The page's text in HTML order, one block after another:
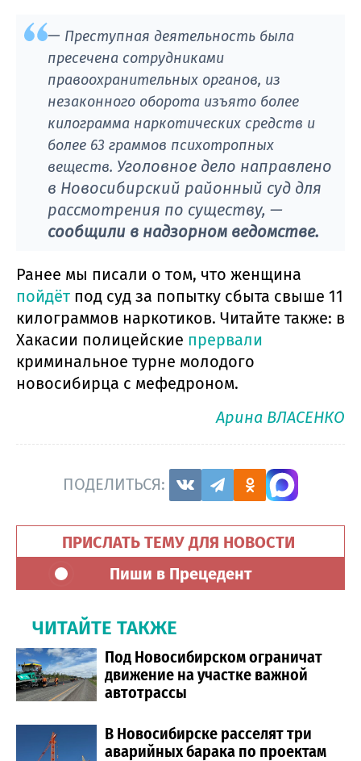
— Преступная деятельность была
пресечена сотрудниками
правоохранительных органов, из
незаконного оборота изъято более
килограмма наркотических средств и
более 63 граммов психотропных
веществ. Уголовное дело направлено
в Новосибирский районный суд для
рассмотрения по существу, —
сообщили в надзорном ведомстве.
Ранее мы писали о том, что женщина
пойдёт под суд за попытку сбыта свыше 11
килограммов наркотиков. Читайте также: в
Хакасии полицейские прервали
криминальное турне молодого
новосибирца с мефедроном.
Арина ВЛАСЕНКО
ПОДЕЛИТЬСЯ:
ПРИСЛАТЬ ТЕМУ ДЛЯ НОВОСТИ
Пиши в Прецедент
ЧИТАЙТЕ ТАКЖЕ
Под Новосибирском ограничат
движение на участке важной
автотрассы
В Новосибирске расселят три
аварийных барака по проектам